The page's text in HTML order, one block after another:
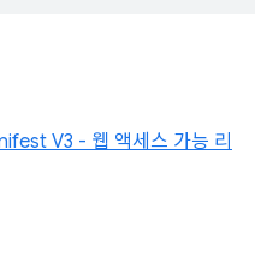
V3 - 웹 액세스 가능 리